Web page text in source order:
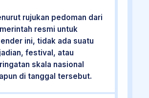
rujukan pedoman dari
resmi untuk
ini, tidak ada suatu
festival, atau
skala nasional
di tanggal tersebut.